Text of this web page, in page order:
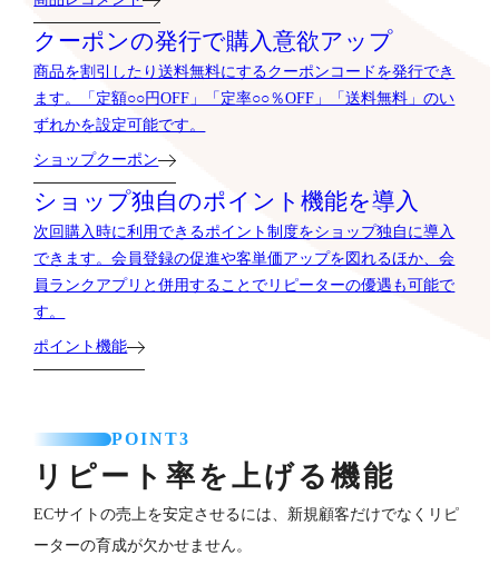
クーポンの発行で購入意欲アップ
商品を割引したり送料無料にするクーポンコードを発行でき
ます。「定額○○円OFF」「定率○○％OFF」「送料無料」のい
ずれかを設定可能です。
ショップクーポン
ショップ独自のポイント機能を導入
次回購入時に利用できるポイント制度をショップ独自に導入
できます。会員登録の促進や客単価アップを図れるほか、会
員ランクアプリと併用することでリピーターの優遇も可能で
す。
ポイント機能
POINT3
リピート率を上げる機能
ECサイトの売上を安定させるには、新規顧客だけでなくリピ
ーターの育成が欠かせません。